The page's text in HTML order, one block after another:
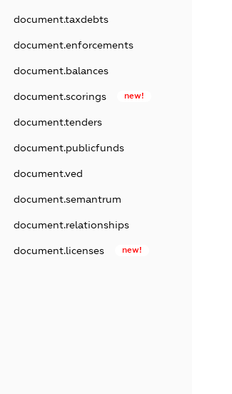
document.taxdebts
document.enforcements
document.balances
document.scorings new!
document.tenders
document.publicfunds
document.ved
document.semantrum
document.relationships
document.licenses new!